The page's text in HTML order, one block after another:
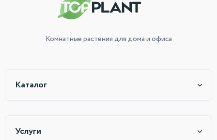
Комнатные растениядля дома и офиса
Каталог
Услуги